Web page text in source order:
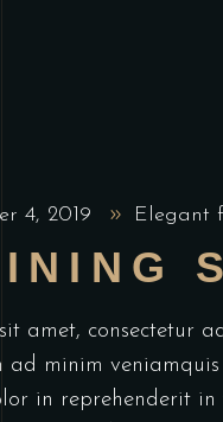
4, 2019 Elegant
amet, consectetur
ad minim
in reprehenderit